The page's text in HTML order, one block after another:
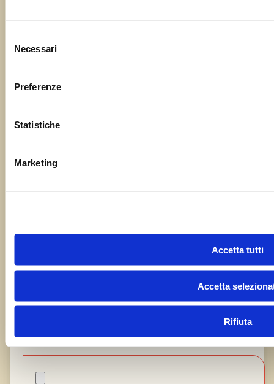
delNecessari
Preferenze
Statistiche
Marketing
Accetta tutti
Accetta
Rifiuta
Oggetto